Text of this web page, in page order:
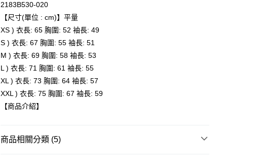
運送方式
全家取貨付款
每筆NT$80，滿NT$6,000(含以上)免運費
付款後全家取貨
每筆NT$80，滿NT$6,000(含以上)免運費
萊爾富取貨付款
付款後萊爾富取貨
2183B530-020
【尺寸(單位 : cm)】平量
XS ) 衣長: 65 胸圍: 52 袖長: 49
S ) 衣長: 67 胸圍: 55 袖長: 51
M ) 衣長: 69 胸圍: 58 袖長: 53
L ) 衣長: 71 胸圍: 61 袖長: 55
XL ) 衣長: 73 胸圍: 64 袖長: 57
XXL ) 衣長: 75 胸圍: 67 袖長: 59
【商品介紹】
商品相關分類 (5)